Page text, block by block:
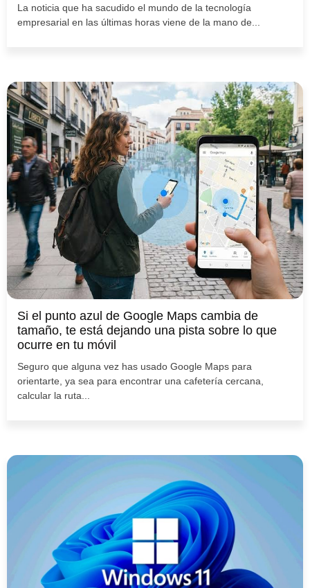
La noticia que ha sacudido el mundo de la tecnología
empresarial en las últimas horas viene de la mano de...
Si el punto azul de Google Maps cambia de
tamaño, te está dejando una pista sobre lo que
ocurre en tu móvil
Seguro que alguna vez has usado Google Maps para
orientarte, ya sea para encontrar una cafetería cercana,
calcular la ruta...